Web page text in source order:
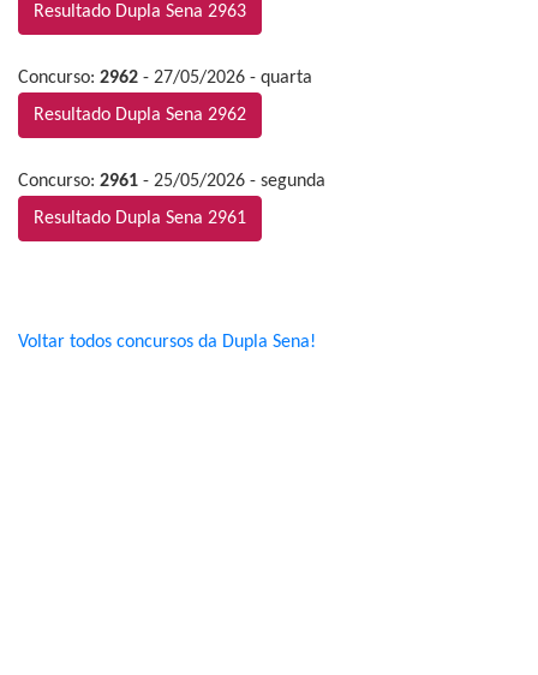
Resultado Dupla Sena 2963
Concurso: 2962 - 27/05/2026 - quarta
Resultado Dupla Sena 2962
Concurso: 2961 - 25/05/2026 - segunda
Resultado Dupla Sena 2961
Voltar todos concursos da Dupla Sena!